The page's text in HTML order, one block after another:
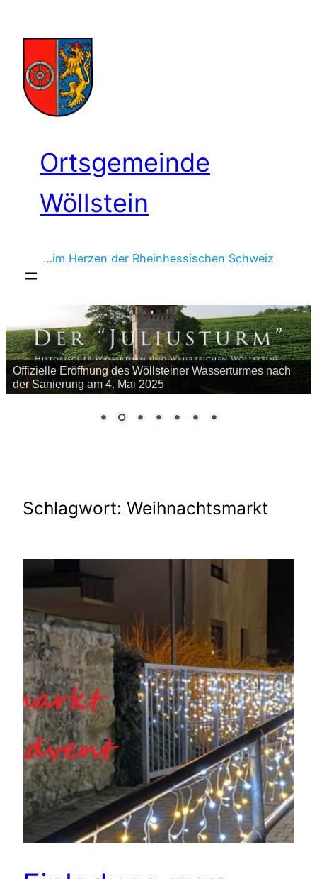
springen
Ortsgemeinde
Wöllstein
…im Herzen der Rheinhessischen Schweiz
Offizielle Eröffnung des Wöllsteiner Wasserturmes nach
der Sanierung am 4. Mai 2025
Schlagwort: Weihnachtsmarkt